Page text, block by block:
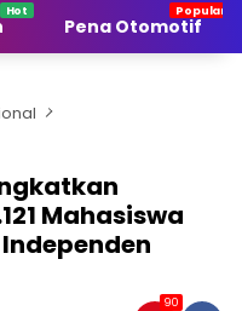
Pena Otomotif
Mahasiswa
90